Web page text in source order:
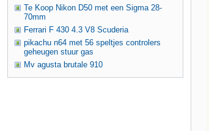
Te Koop Nikon D50 met een Sigma 28-
70mm
Ferrari F 430 4.3 V8 Scuderia
pikachu n64 met 56 speltjes controlers
geheugen stuur gas
Mv agusta brutale 910